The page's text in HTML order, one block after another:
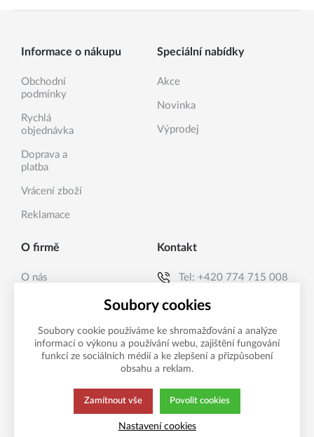
Informace o nákupu
Obchodní
podmínky
Rychlá
objednávka
Doprava a
platba
Vrácení zboží
Reklamace
Speciální nabídky
Akce
Novinka
Výprodej
O firmě
O nás
Kontakt
Tel: +420 774 715 008
E-mail:
Možnosti platby
Tato stránka používá soubory cookies.
Soubory cookies
Soubory cookie používáme ke shromažďování a analýze
informací o výkonu a používání webu, zajištění fungování
funkcí ze sociálních médií a ke zlepšení a přizpůsobení
obsahu a reklam.
Zamítnout vše Povolit cookies
Nastavení cookies